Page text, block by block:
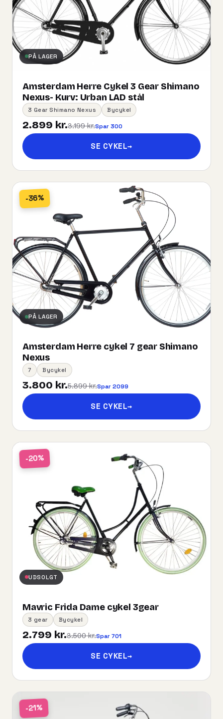
PÅ LAGER
Amsterdam Herre Cykel 3 Gear Shimano
Nexus- Kurv:​ ​Urban​ ​LAD​ ​stål
3 Gear Shimano Nexus Bycykel
2.899 kr.3.199 kr.Spar 300
SE CYKEL→
-36%
PÅ LAGER
Amsterdam Herre cykel 7 gear Shimano
Nexus
7 Bycykel
3.800 kr.5.899 kr.Spar 2099
SE CYKEL→
-20%
UDSOLGT
Mavric Frida Dame cykel 3gear
3 gear Bycykel
2.799 kr.3.500 kr.Spar 701
SE CYKEL→
-21%